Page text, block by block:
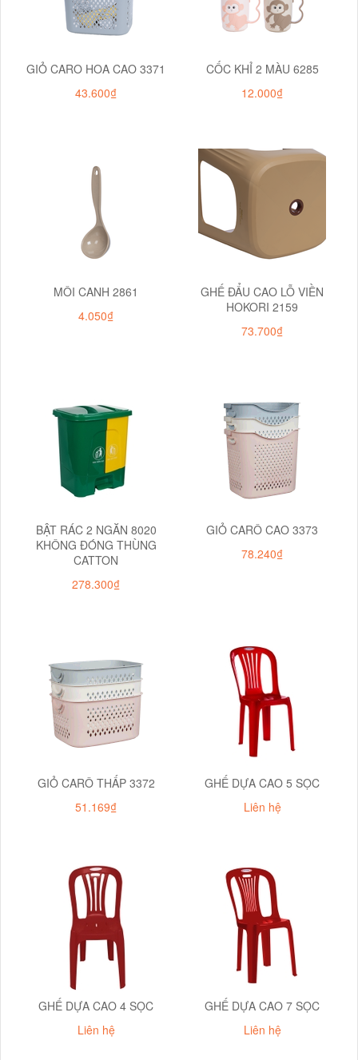
GIỎ CARO HOA CAO 3371
43.600₫
CỐC KHỈ 2 MÀU 6285
12.000₫
MÔI CANH 2861
4.050₫
GHẾ ĐẨU CAO LỖ VIỀN
HOKORI 2159
73.700₫
BẬT RÁC 2 NGĂN 8020
KHÔNG ĐÓNG THÙNG
CATTON
278.300₫
GIỎ CARÔ CAO 3373
78.240₫
GIỎ CARÔ THẤP 3372
51.169₫
GHẾ DỰA CAO 5 SỌC
Liên hệ
GHẾ DỰA CAO 4 SỌC
Liên hệ
GHẾ DỰA CAO 7 SỌC
Liên hệ